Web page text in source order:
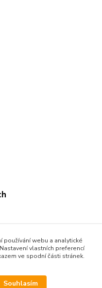
je povinen zaevidovat
používání webu a analytické
vlastních preferencí
ve spodní části stránek.
Souhlasím